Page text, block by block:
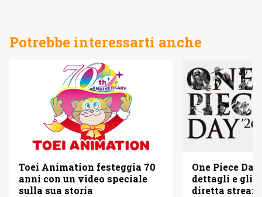
Potrebbe interessarti anche
Toei Animation festeggia 70
anni con un video speciale
sulla sua storia
One Piece
dettagli e gli
diretta